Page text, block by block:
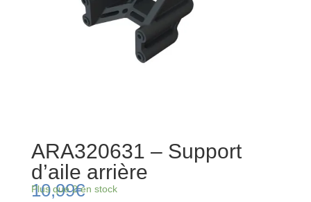
ARA320631 – Support
d’aile arrière
10,99€
Plus que 2 en stock